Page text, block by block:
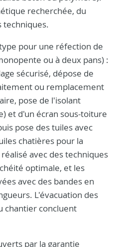
recherchée, du
techniques.
pour une réfection de
ou à deux pans) :
sécurisé, dépose de
ou remplacement
pose de l'isolant
et d'un écran sous-toiture
pose des tuiles avec
chatières pour la
avec des techniques
optimale, et les
avec des bandes en
L'évacuation des
chantier concluent
par la garantie